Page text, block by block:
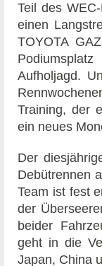
Teil des
einen
TOYOTA
Aufholjagd.
Training, der
ein neues
Der
Debütrennen
Team ist fest
der
beider
geht in die
Japan, China